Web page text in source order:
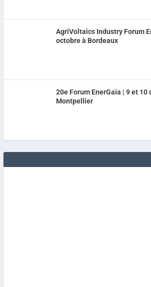
AgriVoltaics Industry Forum
octobre à Bordeaux
20e Forum EnerGaïa | 9 et 10
Montpellier